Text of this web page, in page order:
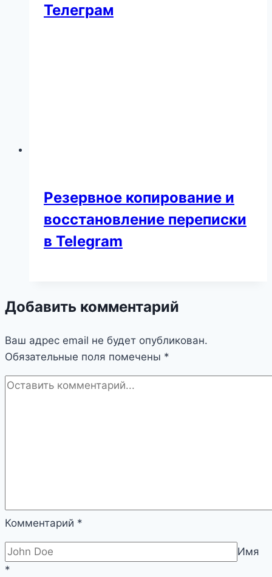
Телеграм
Резервное копирование и
восстановление переписки
в Telegram
Добавить комментарий
Ваш адрес email не будет опубликован.
Обязательные поля помечены *
Комментарий *
Имя
*